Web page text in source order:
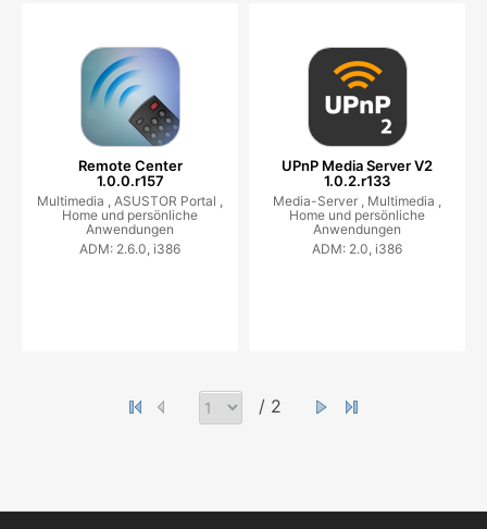
Remote Center
1.0.0.r157
Multimedia , ASUSTOR Portal ,
Home und persönliche
Anwendungen
ADM: 2.6.0, i386
UPnP Media Server V2
1.0.2.r133
Media-Server , Multimedia ,
Home und persönliche
Anwendungen
ADM: 2.0, i386
/ 2